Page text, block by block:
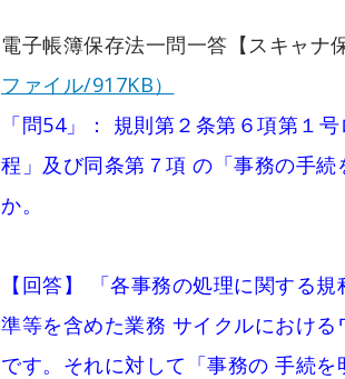
電子帳簿保存法一問一答【スキャナ
ファイル/917KB）
「問54」： 規則第２条第６項第１
程」及び同条第７項 の「事務の手
か。
【回答】 「各事務の処理に関する
準等を含めた業務 サイクルにおけ
です。それに対して「事務の 手続